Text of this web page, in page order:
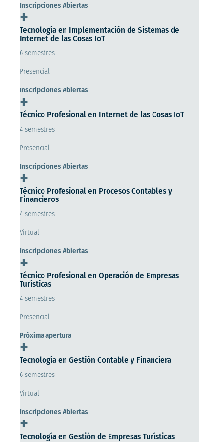
Inscripciones Abiertas
+
Tecnología en Implementación de Sistemas de
Internet de las Cosas IoT
6 semestres
Presencial
Inscripciones Abiertas
+
Técnico Profesional en Internet de las Cosas IoT
4 semestres
Presencial
Inscripciones Abiertas
+
Técnico Profesional en Procesos Contables y
Financieros
4 semestres
Virtual
Inscripciones Abiertas
+
Técnico Profesional en Operación de Empresas
Turísticas
4 semestres
Presencial
Próxima apertura
+
Tecnología en Gestión Contable y Financiera
6 semestres
Virtual
Inscripciones Abiertas
+
Tecnología en Gestión de Empresas Turísticas